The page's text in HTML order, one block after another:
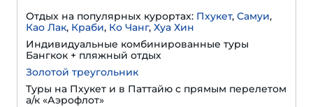
Отдых на популярных курортах: Пхукет, Самуи,
Као Лак, Краби, Ко Чанг, Хуа Хин
Индивидуальные комбинированные туры
Бангкок + пляжный отдых
Золотой треугольник
Туры на Пхукет и в Паттайю с прямым перелетом
а/к «Аэрофлот»